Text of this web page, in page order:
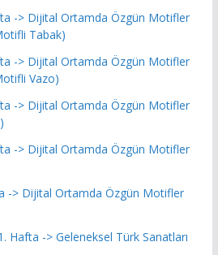
-> Dijital Ortamda Özgün Motifler
Tabak)
-> Dijital Ortamda Özgün Motifler
Vazo)
-> Dijital Ortamda Özgün Motifler
-> Dijital Ortamda Özgün Motifler
-> Dijital Ortamda Özgün Motifler
Hafta -> Geleneksel Türk Sanatları